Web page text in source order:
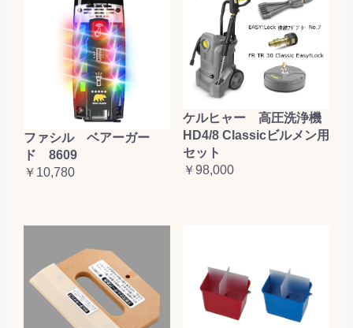
ファシル ベアーガー
ド 8609
￥10,780
ケルヒャー 高圧洗浄機
HD4/8 Classicビルメン用
セット
￥98,000